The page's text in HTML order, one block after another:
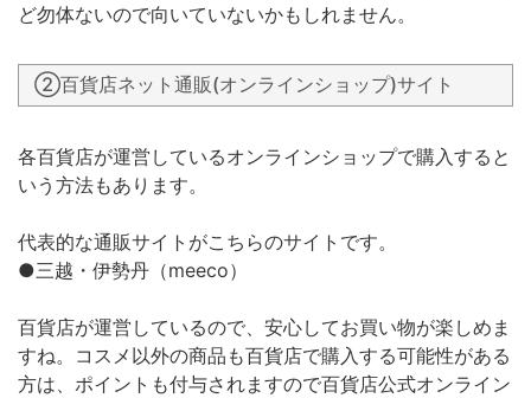
ど勿体ないので向いていないかもしれません。
②百貨店ネット通販(オンラインショップ)サイト
各百貨店が運営しているオンラインショップで購入すると
いう方法もあります。
代表的な通販サイトがこちらのサイトです。
●三越・伊勢丹（meeco）
百貨店が運営しているので、安心してお買い物が楽しめま
すね。コスメ以外の商品も百貨店で購入する可能性がある
方は、ポイントも付与されますので百貨店公式オンライン